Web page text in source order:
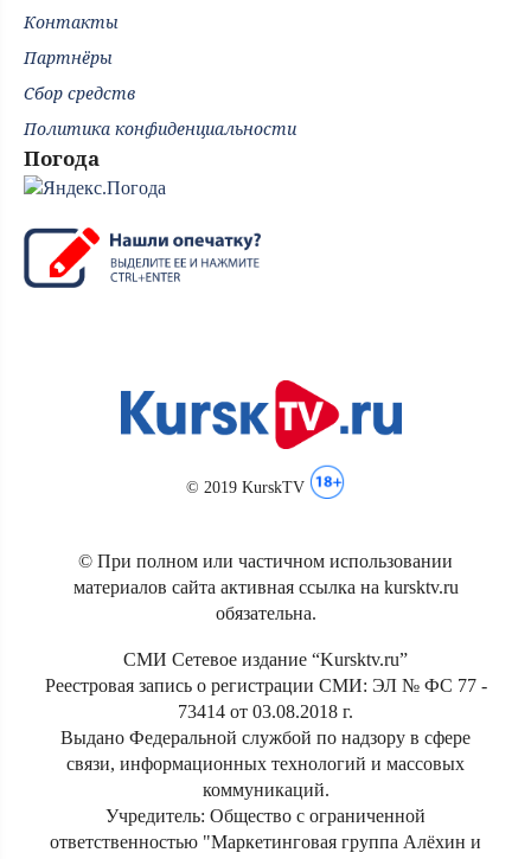
Контакты
Партнёры
Сбор средств
Политика конфиденциальности
Погода
© 2019 KurskTV
© При полном или частичном использовании
материалов сайта активная ссылка на kursktv.ru
обязательна.
СМИ Сетевое издание “Kursktv.ru”
Реестровая запись о регистрации СМИ: ЭЛ № ФС 77 -
73414 от 03.08.2018 г.
Выдано Федеральной службой по надзору в сфере
связи, информационных технологий и массовых
коммуникаций.
Учредитель: Общество с ограниченной
ответственностью "Маркетинговая группа Алёхин и